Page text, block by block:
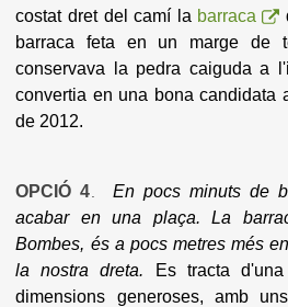
costat dret del camí la barraca
barraca feta en un marge de
conservava la pedra caiguda a
convertia en una bona candidata
de 2012.
OPCIÓ 4.
En pocs minuts de
acabar en una plaça. La
Bombes, és a pocs metres més
la nostra dreta. Es tracta d'una
dimensions generoses, amb